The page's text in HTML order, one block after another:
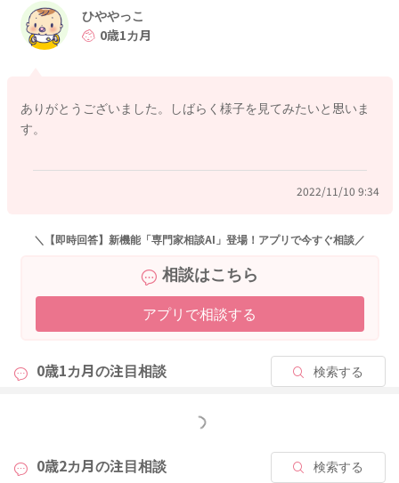
また、大変恐縮ですが、ベビーカレンダー事務局から、以下の
ような連絡を受けておりますので、お手間をおかけして申し訳
ありませんが、下記をお読みいただき、ご理解いただけますと
【新しい内容のご相談に関して】
こんにちは、ベビーカレンダー事務局です。
は、相談検索の精度向上の為、「回答に対する返信」ではな
同じようなお悩みをお持ちの方が相談を簡単に検索できること
により、お悩みの解決に繋がる可能性がございます。大変お手
これからもベビーカレンダーの専門家相談コーナーをよろしく
ひややっこ
0歳1カ月
ありがとうございました。しばらく様子を見てみたいと思いま
す。
2022/11/10 9:34
＼【即時回答】新機能「専門家相談AI」登場！アプリで今すぐ相談／
相談はこちら
アプリで相談する
0歳1カ月の注目相談 検索する
もっと見る
0歳2カ月の注目相談 検索する